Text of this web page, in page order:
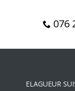
076
ELAGUEUR